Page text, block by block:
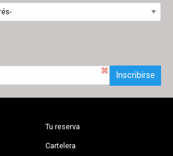
Inscribirse
Tu reserva
Cartelera